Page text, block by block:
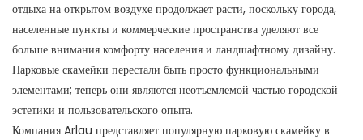
отдыха на открытом воздухе продолжает расти, поскольку города,
населенные пункты и коммерческие пространства уделяют все
больше внимания комфорту населения и ландшафтному дизайну.
Парковые скамейки перестали быть просто функциональными
элементами; теперь они являются неотъемлемой частью городской
эстетики и пользовательского опыта.
Компания Arlau представляет популярную парковую скамейку в